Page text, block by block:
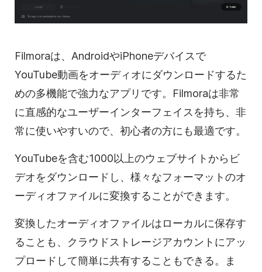
Filmoraは、AndroidやiPhoneデバイスで
YouTube動画をオーディオにダウンロードするた
めの多機能で強力なアプリです。Filmoraは非常
に直感的なユーザーインターフェイスを持ち、非
常に使いやすいので、初心者の方にも最適です。
YouTubeを含む1000以上のウェブサイトからビ
デオをダウンロードし、様々なフォーマットのオ
ーディオファイルに変換することができます。
変換したオーディオファイルはローカルに保存す
ることも、クラウドストレージアカウントにアッ
プロードして簡単に共有することもできる。ま